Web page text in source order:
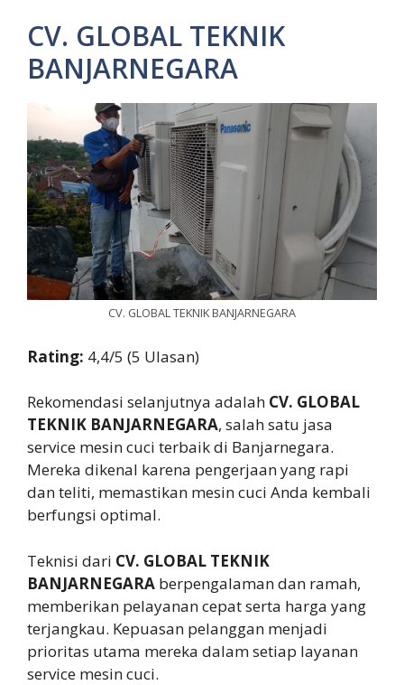
CV. GLOBAL TEKNIK
BANJARNEGARA
CV. GLOBAL TEKNIK BANJARNEGARA
Rating: 4,4/5 (5 Ulasan)
Rekomendasi selanjutnya adalah CV. GLOBAL
TEKNIK BANJARNEGARA, salah satu jasa
service mesin cuci terbaik di Banjarnegara.
Mereka dikenal karena pengerjaan yang rapi
dan teliti, memastikan mesin cuci Anda kembali
berfungsi optimal.
Teknisi dari CV. GLOBAL TEKNIK
BANJARNEGARA berpengalaman dan ramah,
memberikan pelayanan cepat serta harga yang
terjangkau. Kepuasan pelanggan menjadi
prioritas utama mereka dalam setiap layanan
service mesin cuci.